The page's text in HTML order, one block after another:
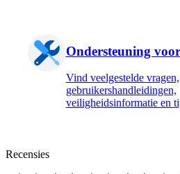
Ondersteuning
Vind veelgestelde vragen,
gebruikershandleidingen,
veiligheidsinformatie en
Recensies